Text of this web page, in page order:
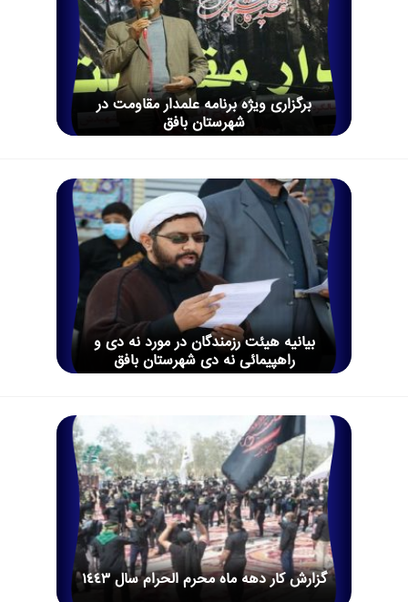
برگزاری ویژه برنامه علمدار مقاومت در
شهرستان بافق
بیانیه هیئت رزمندگان در مورد نه دی و
راهپیمائی نه دی شهرستان بافق
گزارش کار دهه ماه محرم الحرام سال 1443